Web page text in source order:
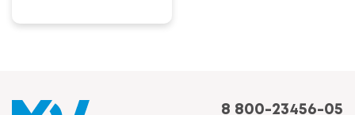
8 800-23456-05